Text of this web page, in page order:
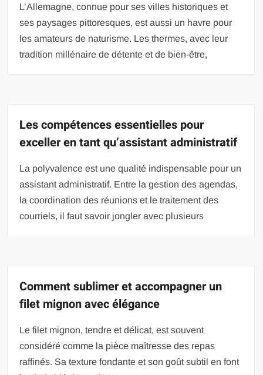
L’Allemagne, connue pour ses villes historiques et
ses paysages pittoresques, est aussi un havre pour
les amateurs de naturisme. Les thermes, avec leur
tradition millénaire de détente et de bien-être,
Les compétences essentielles pour
exceller en tant qu’assistant administratif
La polyvalence est une qualité indispensable pour un
assistant administratif. Entre la gestion des agendas,
la coordination des réunions et le traitement des
courriels, il faut savoir jongler avec plusieurs
Comment sublimer et accompagner un
filet mignon avec élégance
Le filet mignon, tendre et délicat, est souvent
considéré comme la pièce maîtresse des repas
raffinés. Sa texture fondante et son goût subtil en font